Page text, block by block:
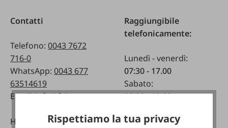
Contatti
Telefono: 0043 7672
716-0
WhatsApp: 0043 677
63514619
Email:info@faie.at
Handelsstraße 9
Raggiungibile
telefonicamente:
Lunedì - venerdì:
07:30 - 17.00
Sabato:
08:00 - 12:00
Negozio specializzato
Rispettiamo la tua privacy